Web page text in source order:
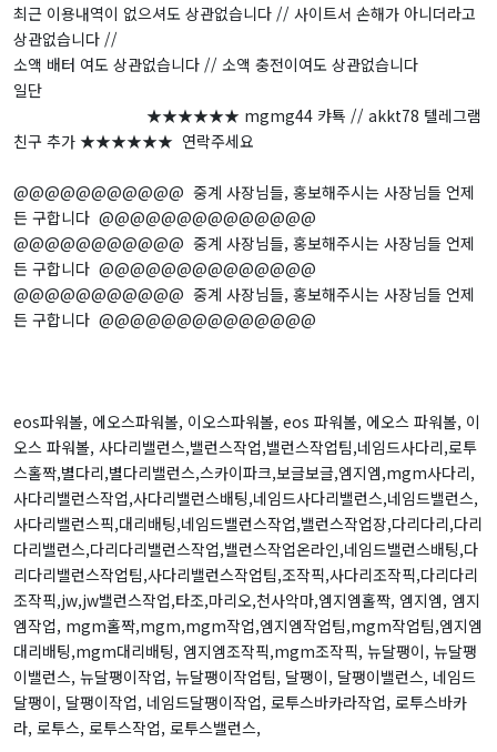
최근 이용내역이 없으셔도 상관없습니다 // 사이트서 손해가 아니더라고
상관없습니다 //
소액 배터 여도 상관없습니다 // 소액 충전이여도 상관없습니다
일단
★★★★★★ mgmg44 캬툑 // akkt78 텔레그램
친구 추가 ★★★★★★ 연락주세요
@@@@@@@@@@@ 중계 사장님들, 홍보해주시는 사장님들 언제
든 구합니다 @@@@@@@@@@@@@@
@@@@@@@@@@@ 중계 사장님들, 홍보해주시는 사장님들 언제
든 구합니다 @@@@@@@@@@@@@@
@@@@@@@@@@@ 중계 사장님들, 홍보해주시는 사장님들 언제
든 구합니다 @@@@@@@@@@@@@@
eos파워볼, 에오스파워볼, 이오스파워볼, eos 파워볼, 에오스 파워볼, 이
오스 파워볼, 사다리밸런스,밸런스작업,밸런스작업팀,네임드사다리,로투
스홀짝,별다리,별다리밸런스,스카이파크,보글보글,엠지엠,mgm사다리,
사다리밸런스작업,사다리밸런스배팅,네임드사다리밸런스,네임드밸런스,
사다리밸런스픽,대리배팅,네임드밸런스작업,밸런스작업장,다리다리,다리
다리밸런스,다리다리밸런스작업,밸런스작업온라인,네임드밸런스배팅,다
리다리밸런스작업팀,사다리밸런스작업팀,조작픽,사다리조작픽,다리다리
조작픽,jw,jw밸런스작업,타조,마리오,천사악마,엠지엠홀짝, 엠지엠, 엠지
엠작업, mgm홀짝,mgm,mgm작업,엠지엠작업팀,mgm작업팀,엠지엠
대리배팅,mgm대리배팅, 엠지엠조작픽,mgm조작픽, 뉴달팽이, 뉴달팽
이밸런스, 뉴달팽이작업, 뉴달팽이작업팀, 달팽이, 달팽이밸런스, 네임드
달팽이, 달팽이작업, 네임드달팽이작업, 로투스바카라작업, 로투스바카
라, 로투스, 로투스작업, 로투스밸런스,